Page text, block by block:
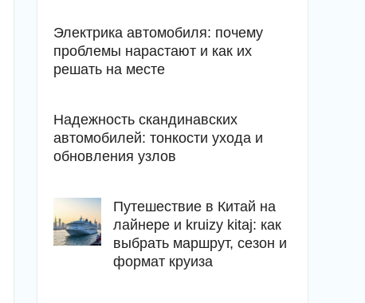
Электрика автомобиля: почему
проблемы нарастают и как их
решать на месте
Надежность скандинавских
автомобилей: тонкости ухода и
обновления узлов
Путешествие в Китай на
лайнере и kruizy kitaj: как
выбрать маршрут, сезон и
формат круиза